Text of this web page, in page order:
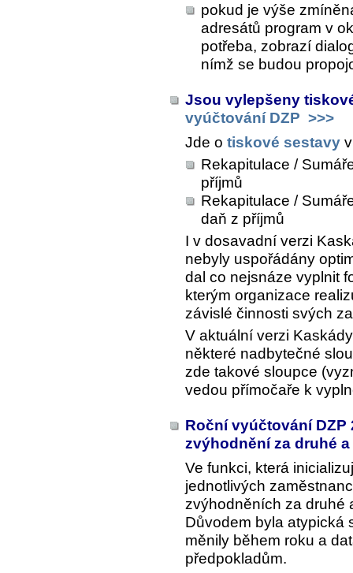
pokud je výše
adresátů program v
potřeba, zobrazí
nímž se budou
Jsou vylepšeny
vyúčtování DZP >>>
Jde o tiskové sestavy
Rekapitulace /
příjmů
Rekapitulace /
daň z příjmů
I v dosavadní verzi
nebyly uspořádány
dal co nejsnáze vyplnit
kterým organizace
závislé činnosti svých
V aktuální verzi
některé nadbytečné
zde takové sloupce
vedou přímočaře k
Roční vyúčtování DZP
zvýhodnění za druhé
Ve funkci, která
jednotlivých
zvýhodněních za druhé
Důvodem byla atypická
měnily během roku a
předpokladům.